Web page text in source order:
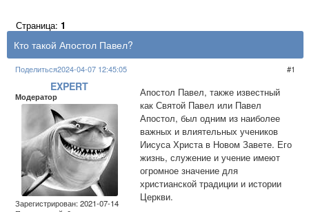
Кто такой Апостол Павел?
Страница:1
Поделиться 1
2024-04-07 12:45:05
EXPERT
Модератор
Зарегистрирован: 2021-07-14
Апостол Павел, также известный
как Святой Павел или Павел
Апостол, был одним из наиболее
важных и влиятельных учеников
Иисуса Христа в Новом Завете. Его
жизнь, служение и учение имеют
огромное значение для
христианской традиции и истории
Церкви.